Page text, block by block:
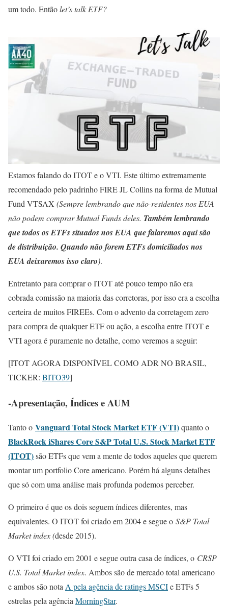
um todo. Entãolet’s talk ETF?
Estamos falando do ITOT e o VTI. Este último extremamente
recomendado pelo padrinho FIRE JL Collins na forma de Mutual
Fund VTSAX (Sempre lembrando que não-residentes nos EUA
não podem comprar Mutual Funds deles. Também lembrando
que todos os ETFs situados nos EUA que falaremos aqui são
de distribuição. Quando não forem ETFs domiciliados nos
EUA deixaremos isso claro).
Entretanto para comprar o ITOT até pouco tempo não era
cobrada comissão na maioria das corretoras, por isso era a escolha
certeira de muitos FIREEs. Com o advento da corretagem zero
para compra de qualquer ETF ou ação, a escolha entre ITOT e
VTI agora é puramente no detalhe, como veremos a seguir:
[ITOT AGORA DISPONÍVEL COMO ADR NO BRASIL,
TICKER: BITO39]
-Apresentação, Índices e AUM
Tanto o Vanguard Total Stock Market ETF (VTI)quanto o
BlackRock iShares Core S&P Total U.S. Stock Market ETF
(ITOT)são ETFs que vem a mente de todos aqueles que querem
montar um portfolio Core americano. Porém há alguns detalhes
que só com uma análise mais profunda podemos perceber.
O primeiro é que os dois seguem índices diferentes, mas
equivalentes. O ITOT foi criado em 2004 e segue o S&P Total
Market index (desde 2015).
O VTI foi criado em 2001 e segue outra casa de índices, o CRSP
U.S. Total Market index. Ambos são de mercado total americano
e ambos são notaA pela agência de ratings MSCIe ETFs 5
estrelas pela agênciaMorningStar.